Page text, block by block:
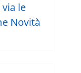
le
Novità